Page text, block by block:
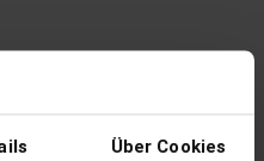
Über Cookies
bei der